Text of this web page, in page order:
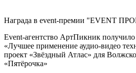
Награда в event-премии "EVENT
Event-агентство АртПикник
«Лучшее применение аудио-видео
проект «Звёздный Атлас» для
«Пятёрочка»